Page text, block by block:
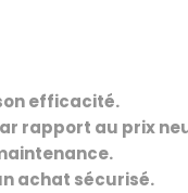
efficacité.
rapport au prix
achat sécurisé.